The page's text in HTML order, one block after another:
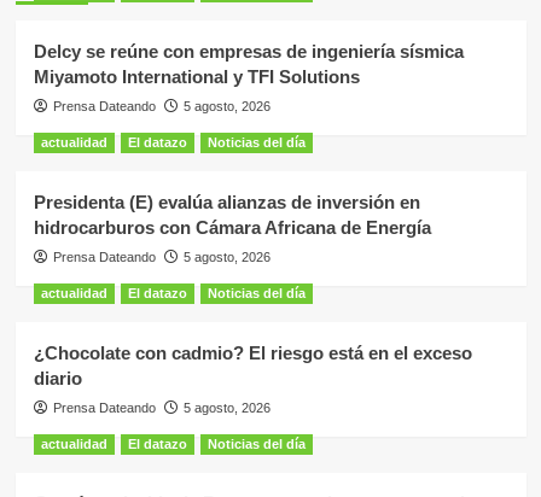
Delcy se reúne con empresas de ingeniería sísmica
Miyamoto International y TFI Solutions
Prensa Dateando 5 agosto, 2026
actualidad El datazo Noticias del día
Presidenta (E) evalúa alianzas de inversión en
hidrocarburos con Cámara Africana de Energía
Prensa Dateando 5 agosto, 2026
actualidad El datazo Noticias del día
¿Chocolate con cadmio? El riesgo está en el exceso
diario
Prensa Dateando 5 agosto, 2026
actualidad El datazo Noticias del día